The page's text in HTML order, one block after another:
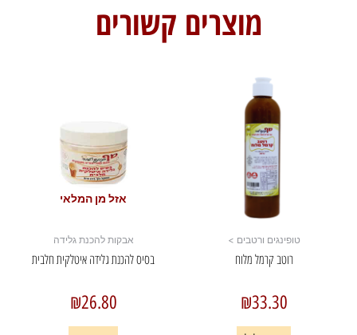
מוצרים קשורים
טופינגים ורטבים >
רוטב קרמל מלוח
₪33.30
אזל מן המלאי
אבקות להכנת גלידה
בסיס להכנת גלידה איטלקית חלבית
₪26.80